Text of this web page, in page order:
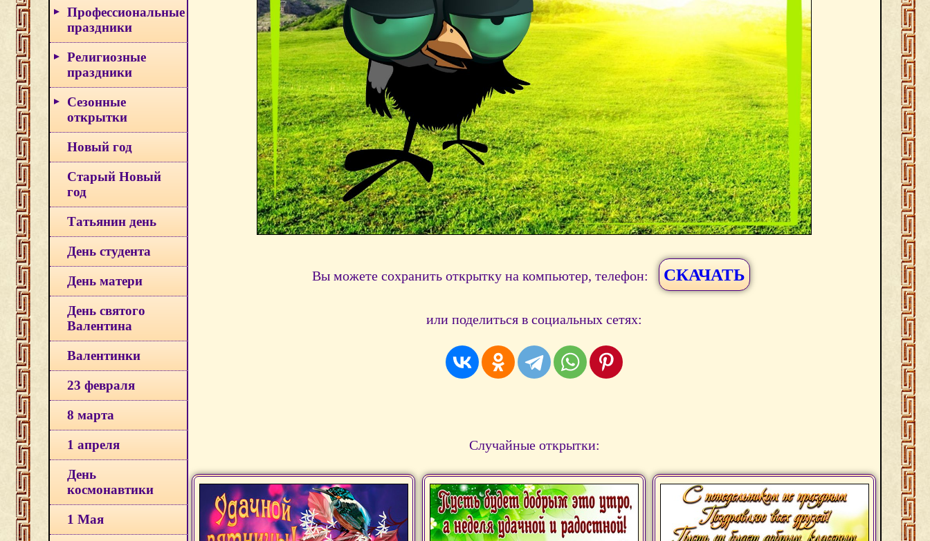
Профессиональные
праздники
Религиозные
праздники
Сезонные
открытки
Новый год
Старый Новый
год
Татьянин день
День студента
День матери
День святого
Валентина
Валентинки
23 февраля
8 марта
1 апреля
День
космонавтики
1 Мая
Вы можете сохранить открытку на компьютер, телефон: СКАЧАТЬ
или поделиться в социальных сетях:
Случайные открытки: